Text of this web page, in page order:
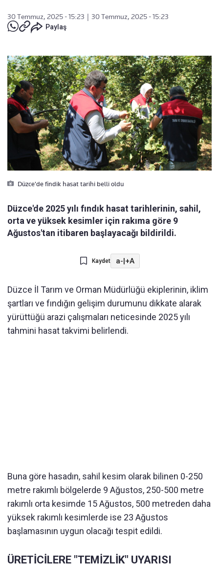
30 Temmuz, 2025 - 15:23
30 Temmuz, 2025 - 15:23
Paylaş
Düzce'de findik hasat tarihi belli oldu
Düzce'de 2025 yılı fındık hasat tarihlerinin, sahil,
orta ve yüksek kesimler için rakıma göre 9
Ağustos'tan itibaren başlayacağı bildirildi.
Kaydet a-|+A
Düzce İl Tarım ve Orman Müdürlüğü ekiplerinin, iklim
şartları ve fındığın gelişim durumunu dikkate alarak
yürüttüğü arazi çalışmaları neticesinde 2025 yılı
tahmini hasat takvimi belirlendi.
Buna göre hasadın, sahil kesim olarak bilinen 0-250
metre rakımlı bölgelerde 9 Ağustos, 250-500 metre
rakımlı orta kesimde 15 Ağustos, 500 metreden daha
yüksek rakımlı kesimlerde ise 23 Ağustos
başlamasının uygun olacağı tespit edildi.
ÜRETİCİLERE "TEMİZLİK" UYARISI